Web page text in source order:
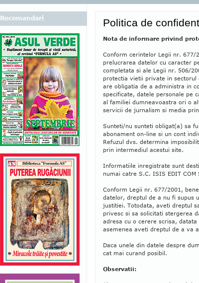
Politica de
Nota de informare privind
Conform cerintelor Legii nr. 677/
prelucrarea datelor cu caracter
completata si ale Legii nr. 506/
protectia vietii private in sectorul
are obligatia de a administra in
specificate, datele personale pe
al familiei dumneavoastra ori o
servicii de jurnalism si media
Sunteti/nu sunteti obligat(a) sa
abonament on-line si un cont
Refuzul dvs. determina
prin intermediul acestui site.
Informatiile inregistrate sunt
numai catre S.C. ISIS EDIT
Conform Legii nr. 677/2001,
datelor, dreptul de a nu fi supus
justitiei. Totodata, aveti dreptul
privesc si sa solicitati stergerea
adresa cu o cerere scrisa,
asemenea aveti dreptul de a va
Daca unele din datele despre
cat mai curand posibil.
Observatii:
Recomandari